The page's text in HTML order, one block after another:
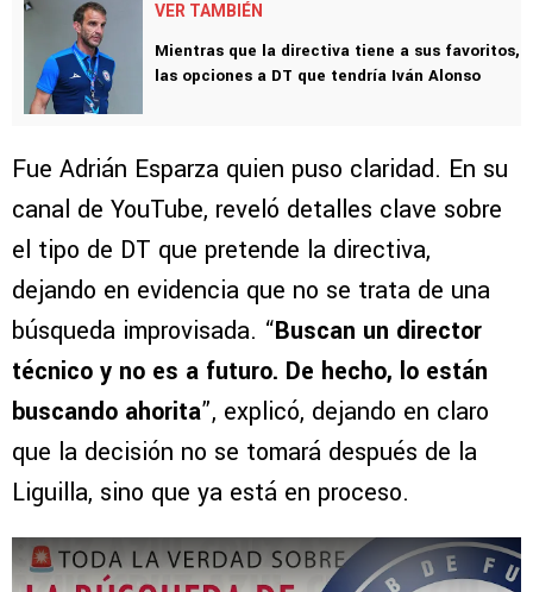
VER TAMBIÉN
Mientras que la directiva tiene a sus favoritos,
las opciones a DT que tendría Iván Alonso
Fue Adrián Esparza quien puso claridad. En su
canal de YouTube, reveló detalles clave sobre
el tipo de DT que pretende la directiva,
dejando en evidencia que no se trata de una
búsqueda improvisada. “Buscan un director
técnico y no es a futuro. De hecho, lo están
buscando ahorita”, explicó, dejando en claro
que la decisión no se tomará después de la
Liguilla, sino que ya está en proceso.